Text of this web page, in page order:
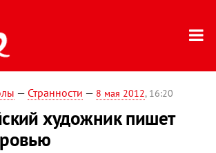
— Странности — 8 мая 2012, 16:20
художник пишет